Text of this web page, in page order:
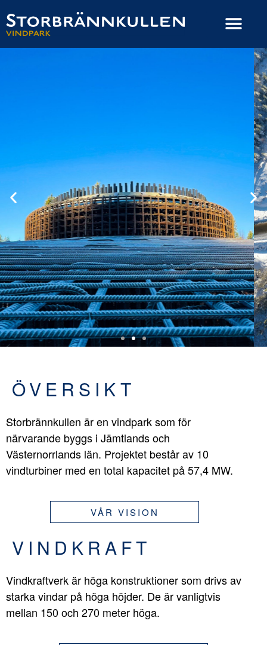
ÖVERSIKT
Storbrännkullen är en vindpark som för
närvarande byggs i Jämtlands och
Västernorrlands län. Projektet består av 10
vindturbiner med en total kapacitet på 57,4 MW.
VÅR VISION
VINDKRAFT
Vindkraftverk är höga konstruktioner som drivs av
starka vindar på höga höjder. De är vanligtvis
mellan 150 och 270 meter höga.